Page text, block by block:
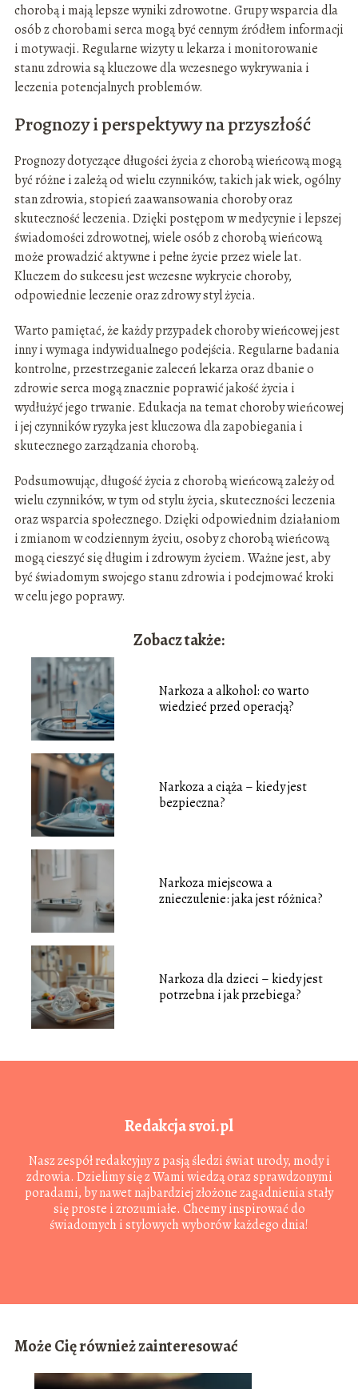
chorobą i mają lepsze wyniki zdrowotne. Grupy wsparcia dla
osób z chorobami serca mogą być cennym źródłem informacji
i motywacji. Regularne wizyty u lekarza i monitorowanie
stanu zdrowia są kluczowe dla wczesnego wykrywania i
leczenia potencjalnych problemów.
Prognozy i perspektywy na przyszłość
Prognozy dotyczące długości życia z chorobą wieńcową mogą
być różne i zależą od wielu czynników, takich jak wiek, ogólny
stan zdrowia, stopień zaawansowania choroby oraz
skuteczność leczenia. Dzięki postępom w medycynie i lepszej
świadomości zdrowotnej, wiele osób z chorobą wieńcową
może prowadzić aktywne i pełne życie przez wiele lat.
Kluczem do sukcesu jest wczesne wykrycie choroby,
odpowiednie leczenie oraz zdrowy styl życia.
Warto pamiętać, że każdy przypadek choroby wieńcowej jest
inny i wymaga indywidualnego podejścia. Regularne badania
kontrolne, przestrzeganie zaleceń lekarza oraz dbanie o
zdrowie serca mogą znacznie poprawić jakość życia i
wydłużyć jego trwanie. Edukacja na temat choroby wieńcowej
i jej czynników ryzyka jest kluczowa dla zapobiegania i
skutecznego zarządzania chorobą.
Podsumowując, długość życia z chorobą wieńcową zależy od
wielu czynników, w tym od stylu życia, skuteczności leczenia
oraz wsparcia społecznego. Dzięki odpowiednim działaniom
i zmianom w codziennym życiu, osoby z chorobą wieńcową
mogą cieszyć się długim i zdrowym życiem. Ważne jest, aby
być świadomym swojego stanu zdrowia i podejmować kroki
w celu jego poprawy.
Zobacz także:
Narkoza a alkohol: co warto
wiedzieć przed operacją?
Narkoza a ciąża – kiedy jest
bezpieczna?
Narkoza miejscowa a
znieczulenie: jaka jest różnica?
Narkoza dla dzieci – kiedy jest
potrzebna i jak przebiega?
Redakcja svoi.pl
Nasz zespół redakcyjny z pasją śledzi świat urody, mody i
zdrowia. Dzielimy się z Wami wiedzą oraz sprawdzonymi
poradami, by nawet najbardziej złożone zagadnienia stały
się proste i zrozumiałe. Chcemy inspirować do
świadomych i stylowych wyborów każdego dnia!
Może Cię również zainteresować